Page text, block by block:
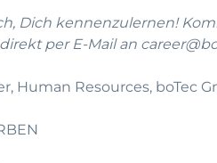
Dich kennenzulernen!
per E-Mail an
Human Resources, boTec